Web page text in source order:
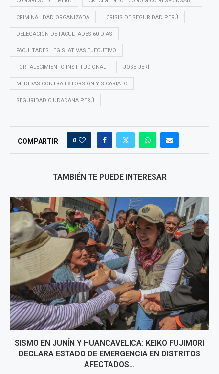
CRIMINALIDAD ORGANIZADA CRISIS DE SEGURIDAD PERÚ
DELEGACIÓN DE FACULTADES 60 DÍAS
FACULTADES LEGISLATIVAS EJECUTIVO
FORTALECIMIENTO INSTITUCIONAL JOSÉ JERÍ
MEDIDAS CONTRA EXTORSIÓN Y SICARIATO
SEGURIDAD CIUDADANA PERÚ
COMPARTIR 0
TAMBIÉN TE PUEDE INTERESAR
SISMO EN JUNÍN Y HUANCAVELICA: KEIKO FUJIMORI
DECLARA ESTADO DE EMERGENCIA EN DISTRITOS
AFECTADOS...